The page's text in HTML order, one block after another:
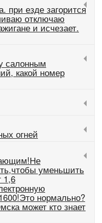
при езде загорится
отключаю
и исчезает.
салонным
какой номер
огней
уменьшить
1,6
нормально?
может кто знает